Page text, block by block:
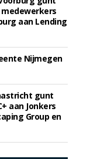
aan Lending
Nijmegen
gunt
aan Jonkers
Group en